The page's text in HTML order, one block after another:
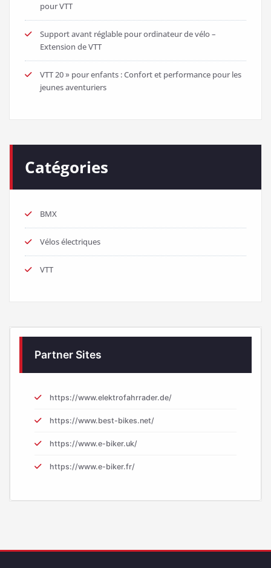
pour VTT
Support avant réglable pour ordinateur de vélo –
Extension de VTT
VTT 20 » pour enfants : Confort et performance pour les
jeunes aventuriers
Catégories
BMX
Vélos électriques
VTT
Partner Sites
https://www.elektrofahrrader.de/
https://www.best-bikes.net/
https://www.e-biker.uk/
https://www.e-biker.fr/